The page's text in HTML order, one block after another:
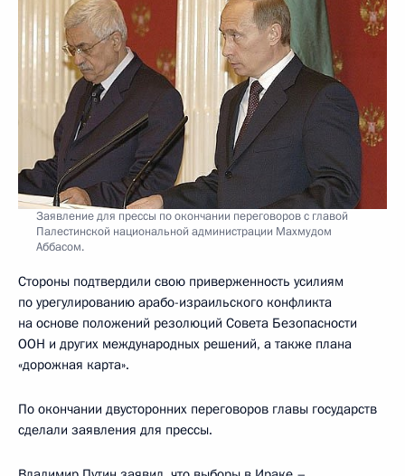
Заявление для прессы по окончании переговоров с главой
Палестинской национальной администрации Махмудом
Аббасом.
Стороны подтвердили свою приверженность усилиям
по урегулированию арабо-израильского конфликта
на основе положений резолюций Совета Безопасности
ООН и других международных решений, а также плана
«дорожная карта».
По окончании двусторонних переговоров главы государств
сделали заявления для прессы.